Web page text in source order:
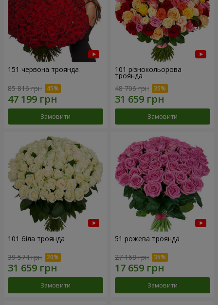
151 червона троянда
85 816 грн
Замовити
101 різнокольорова
троянда
48 706 грн
Замовити
101 біла троянда
39 574 грн
Замовити
51 рожева троянда
27 168 грн
Замовити